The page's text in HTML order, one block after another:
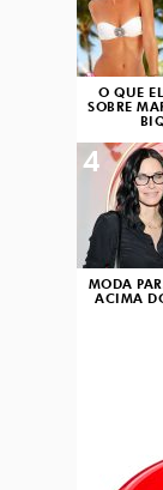
O QUE
SOBRE
MODA
ACIMA
4